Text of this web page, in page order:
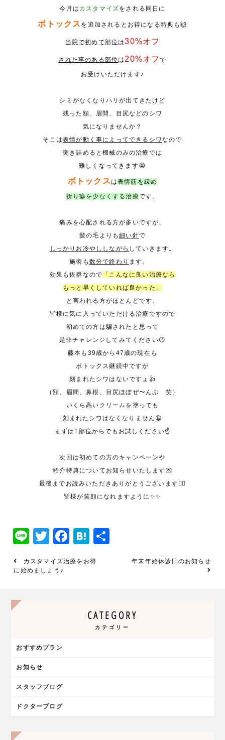
今月は カスタマイズをされる同日に
ボトックス を追加されるとお得になる特典も🙌
当院で初めて部位は30%オフ
された事のある部位は20%オフで
お受けいただけます♪
シミがなくなりハリが出てきたけど
残った額、眉間、目尻などの シワ
気になりませんか？
そこは表情が動く事によってできるシワなので
突き詰めると機械のみの治療では
難しくなってきます😭
ボトックスは表情筋を緩め
折り癖を少なくする治療です。
痛みを心配される方が多いですが、
髪の毛よりも細い針で
しっかりお冷やししながら していきます。
施術も 数分で終わり ます。
効果も抜群なので 「こんなに良い治療なら
もっと早くしていれば良かった」
と言われる方がほとんどです。
皆様に気に入っていただける治療ですので
初めての方は騙されたと思って
是非チャレンジしてみてください😉
藤本も 39 歳から 47 歳の現在も
ボトックス継続中ですが
刻まれたシワはないですょ👍
（額、眉間、鼻根、目尻ほぼぜ〜んぶ 笑）
いくら高いクリームを塗っても
刻まれたシワはなくなりません😩
まずは 1 部位からでもお試しください☝️
次回は初めての方のキャンペーンや
紹介特典についてお知らせいたします💌
最後までお読みいただきありがとうございます🙇‍♀️
皆様が笑顔になれますように✨✨
LineTwitter
Facebook
Hatena
カスタマイズ治療をお得
に始めましょう♪
年末年始休診日のお知らせ
CATEGORY
カテゴリー
おすすめプラン
お知らせ
スタッフブログ
ドクターブログ